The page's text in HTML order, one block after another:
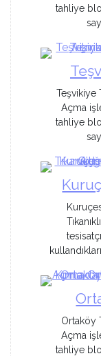
tahliye
Teşvikiye
Açma
tahliye
Ortaköy
Açma
tahliye